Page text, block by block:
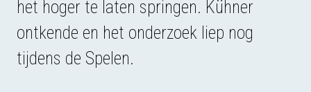
het hoger te laten springen. Kühner
ontkende en het onderzoek liep nog
tijdens de Spelen.